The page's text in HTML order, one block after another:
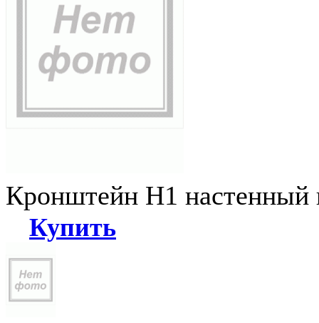
Кронштейн Н1
Купить